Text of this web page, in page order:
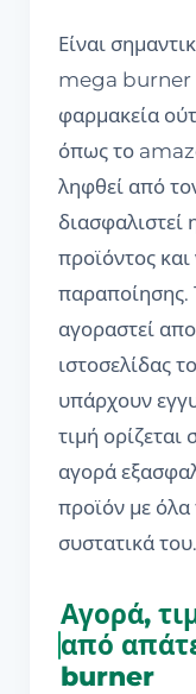
Είναι
mega burner
φαρμακεία
όπως το
ληφθεί από
διασφαλιστεί
προϊόντος
παραποίησης.
αγοραστεί
ιστοσελίδας
υπάρχουν
τιμή
αγορά
προϊόν με
συστατικά του.
Αγορά,
από
burner